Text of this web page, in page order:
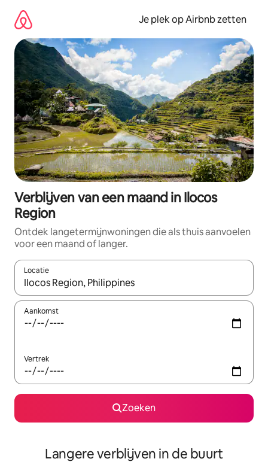
direct
naar
inhoud
Je plek op Airbnb zetten
Verblijven van een maand in Ilocos
Region
Ontdek langetermijnwoningen die als thuis aanvoelen
voor een maand of langer.
Locatie
Wanneer er resultaten beschikbaar zijn, maak je een keuze
Aankomst
Vertrek
Zoeken
Langere verblijven in de buurt